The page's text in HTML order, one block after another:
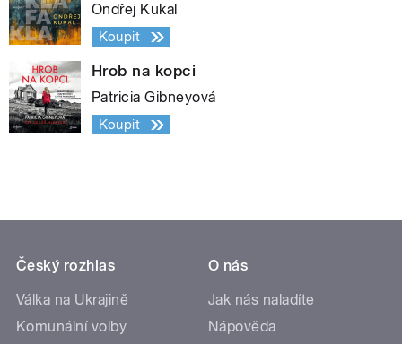
Ondřej Kukal
Koupit
Hrob na kopci
Patricia Gibneyová
Koupit
Český rozhlas
Válka na Ukrajině
Komunální volby
O nás
Jak nás naladíte
Nápověda